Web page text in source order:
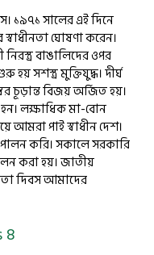
১৯৭১ সালের এই দিনে
ঘোষণা করেন।
বাঙালিদের ওপর
সশস্ত্র মুক্তিযুদ্ধ। দীর্ঘ
চূড়ান্ত বিজয় অর্জিত হয়।
হন। লক্ষাধিক মা-বোন
আমরা পাই স্বাধীন দেশ।
করি। সকালে সরকারি
করা হয়। জাতীয়
দিবস আমাদের
8